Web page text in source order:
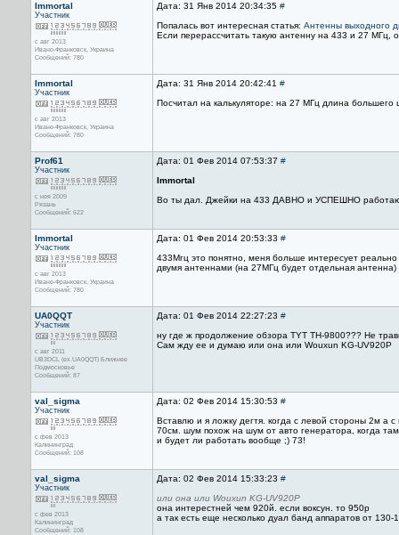
Immortal
Участник
с авг 2013
Ивано-Франковск, Украина
Сообщений: 780
Дата: 31 Янв 2014 20:34:35 #
Попалась вот интересная статья: Антенны выходного
Если перерассчитать такую антенну на 433 и 27 МГц,
Immortal
Участник
с авг 2013
Ивано-Франковск, Украина
Сообщений: 780
Дата: 31 Янв 2014 20:42:41 #
Посчитал на калькуляторе: на 27 МГц длина большего
Prof61
Участник
с ноя 2009
Рязань
Сообщений: 622
Дата: 01 Фев 2014 07:53:37 #
Immortal
Во ты дал. Джейки на 433 ДАВНО и УСПЕШНО
Immortal
Участник
с авг 2013
Ивано-Франковск, Украина
Сообщений: 780
Дата: 01 Фев 2014 20:53:33 #
433Мгц это понятно, меня больше интересует
двумя антеннами (на 27МГц будет отдельная антенна)
UA0QQT
Участник
с авг 2011
UB3DCL (ex.UA0QQT) Ближнее
Подмосковье
Сообщений: 87
Дата: 01 Фев 2014 22:27:23 #
ну где ж продолжение обзора TYT TH-9800??? Не
Сам жду ее и думаю или она или Wouxun KG-UV920P
val_sigma
Участник
с фев 2013
Калининград
Сообщений: 108
Дата: 02 Фев 2014 15:30:53 #
Вставлю и я ложку дегтя. когда с левой стороны 2м а
70см. шум похож на шум от авто генератора, когда
и будет ли работать вообще ;) 73!
val_sigma
Участник
с фев 2013
Калининград
Сообщений: 108
Дата: 02 Фев 2014 15:33:23 #
или она или Wouxun KG-UV920P
она интерестней чем 920й. если воксун. то 950p
а так есть еще несколько дуал банд аппаратов от